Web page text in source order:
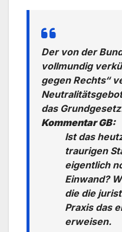
Der von der
vollmundig
gegen Rechts“
das
Kommentar GB:
Ist das
traurigen
eigentlich
Einwand?
die die
Praxis das
erweisen.